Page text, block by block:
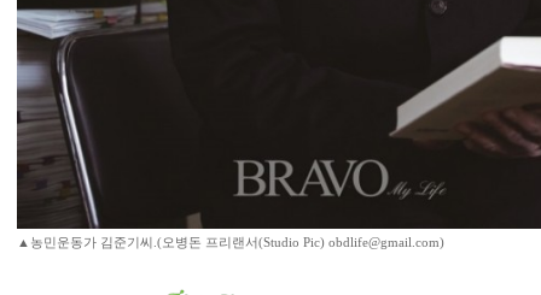
▲농민운동가 김준기씨.(오병돈 프리랜서(Studio Pic) obdlife@gmail.com)